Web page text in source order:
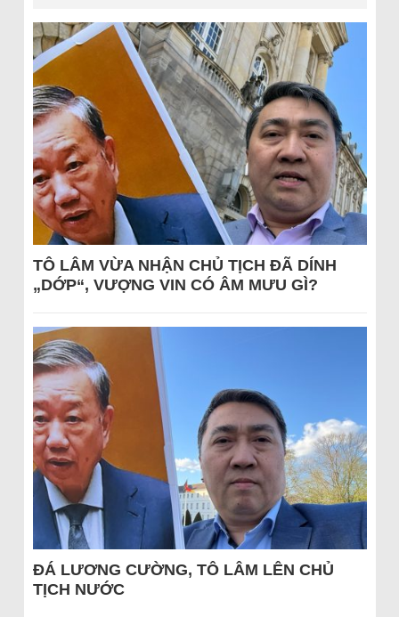
TÔ LÂM VỪA NHẬN CHỦ TỊCH ĐÃ DÍNH
„DỚP“, VƯỢNG VIN CÓ ÂM MƯU GÌ?
ĐÁ LƯƠNG CƯỜNG, TÔ LÂM LÊN CHỦ
TỊCH NƯỚC